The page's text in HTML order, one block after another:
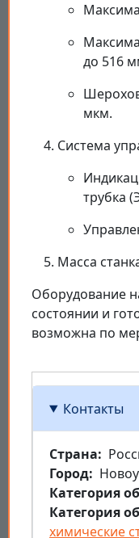
до 516
мкм.
Система
трубка
Масса
Оборудование
состоянии и
возможна по
Контакты
Страна
Город
Категория
Категория
химические